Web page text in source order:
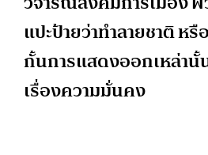
แปะป้ายว่าทำลายชาติ ห
กั้นการแสดงออกเหล่า
เรื่องความมั่นคง